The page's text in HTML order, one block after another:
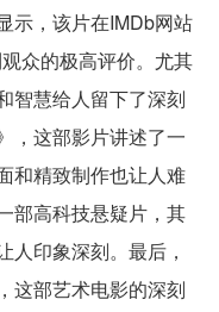
示，该片在IMDb网站
众的极高评价。尤其
智慧给人留下了深刻
，这部影片讲述了一
和精致制作也让人难
部高科技悬疑片，其
人印象深刻。最后，
这部艺术电影的深刻